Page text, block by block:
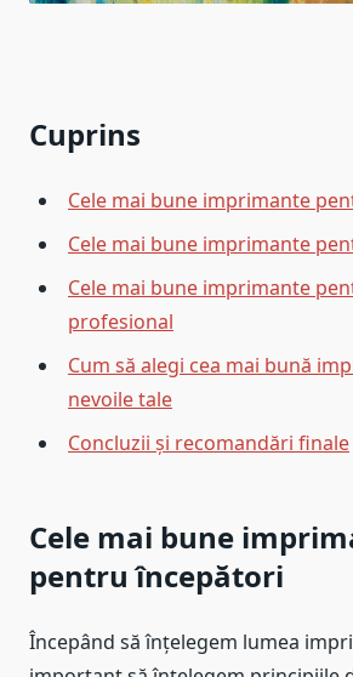
Cuprins
Cele mai bune imprimante
Cele mai bune imprimante
Cele mai bune imprimante
profesional
Cum să alegi cea mai bună
nevoile tale
Concluzii și recomandări finale
Cele mai bune
pentru începători
Începând să înțelegem lumea